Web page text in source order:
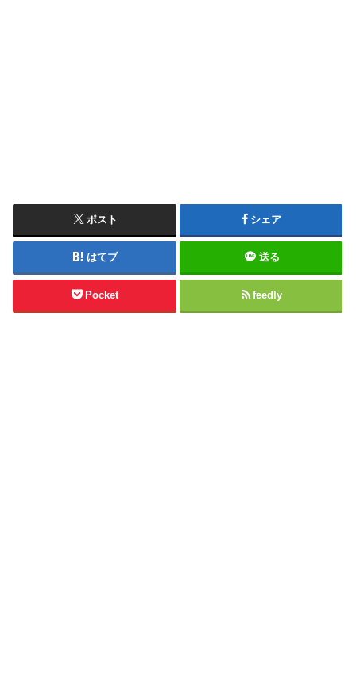
ポスト シェア
はてブ 送る
Pocket feedly